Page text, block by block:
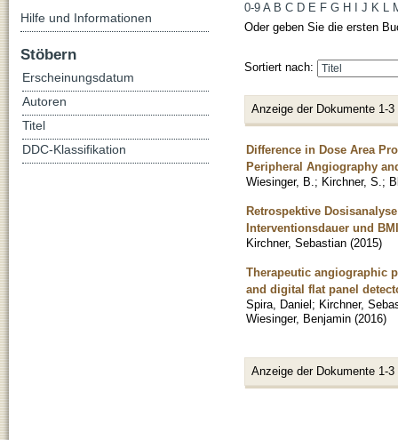
0-9 A B C D E F G H J K L
Oder geben Sie die ersten
Sortiert nach:
Anzeige der Dokumente 1-3
Difference in Dose Area
Peripheral Angiography
Wiesinger, B. ; Kirchner, S. ;
Retrospektive
Interventionsdauer und
Kirchner, Sebastian (2015)
Therapeutic angiographic
and digital flat panel
Spira, Daniel; Kirchner,
Wiesinger, Benjamin (2016)
Anzeige der Dokumente 1-3
Hilfe und Informationen
Stöbern
Erscheinungsdatum
Autoren
Titel
DDC-Klassifikation